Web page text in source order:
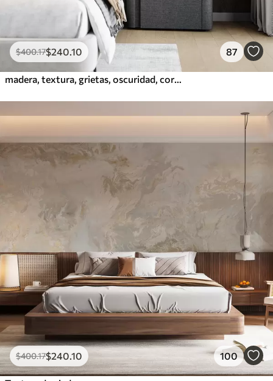
$400.17$240 .10 87
$400.17$240 .10 100